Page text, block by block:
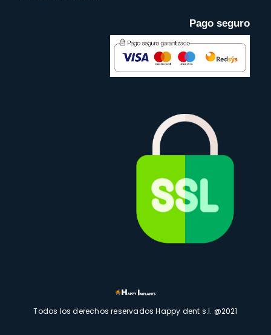
Pago seguro
Todos los derechos reservados Happy dent s.l. @2021